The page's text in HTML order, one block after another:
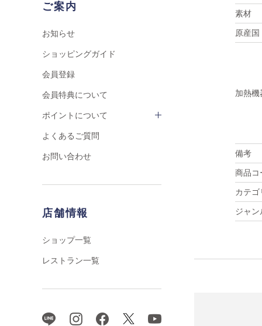
ご案内
お知らせ
ショッピングガイド
会員登録
会員特典について
ポイントについて
よくあるご質問
お問い合わせ
店舗情報
ショップ一覧
レストラン一覧
素材
原産国
加熱機
備考
商品コ
カテゴ
ジャン